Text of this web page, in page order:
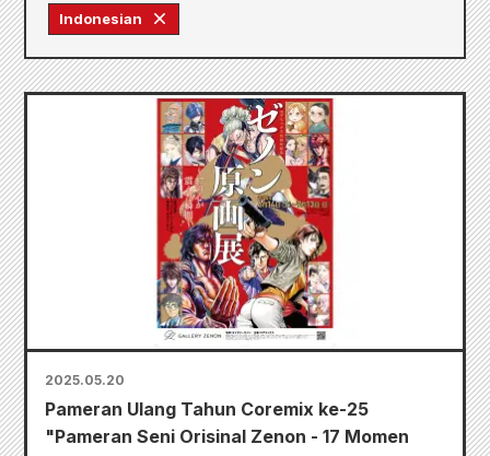
Indonesian
2025.05.20
Pameran Ulang Tahun Coremix ke-25
"Pameran Seni Orisinal Zenon - 17 Momen